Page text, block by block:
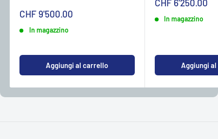
Sonderpreis
CHF 9'500.00
In magazzino
Aggiungi al carrello
Sonderpreis
CHF 6'250.00
In magazzino
Aggiungi